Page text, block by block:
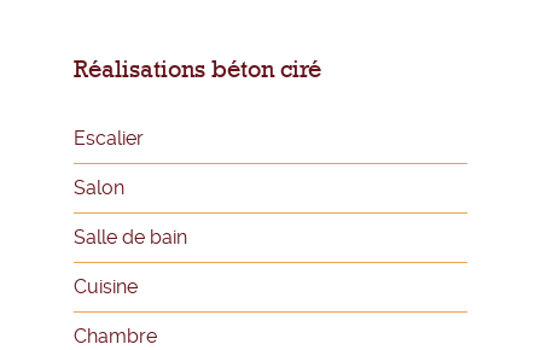
Réalisations béton ciré
Escalier
Salon
Salle de bain
Cuisine
Chambre